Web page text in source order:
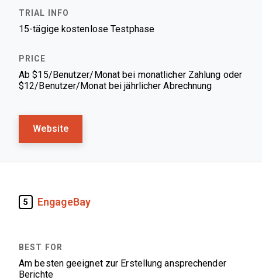
15-tägige kostenlose Testphase
Ab $15/Benutzer/Monat bei monatlicher Zahlung oder
$12/Benutzer/Monat bei jährlicher Abrechnung
Website
5 EngageBay
Am besten geeignet zur Erstellung ansprechender
Berichte